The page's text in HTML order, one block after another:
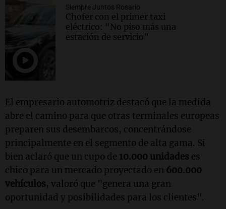
Siempre Juntos Rosario
Chofer con el primer taxi
eléctrico: "No piso más una
estación de servicio"
El empresario automotriz destacó que la medida
abre el camino para que otras terminales europeas
preparen sus desembarcos, concentrándose
principalmente en el segmento de alta gama. Si
bien aclaró que un cupo de 10.000 unidades es
chico para un mercado proyectado en 600.000
vehículos, valoró que "genera una gran
oportunidad y posibilidades para los clientes".